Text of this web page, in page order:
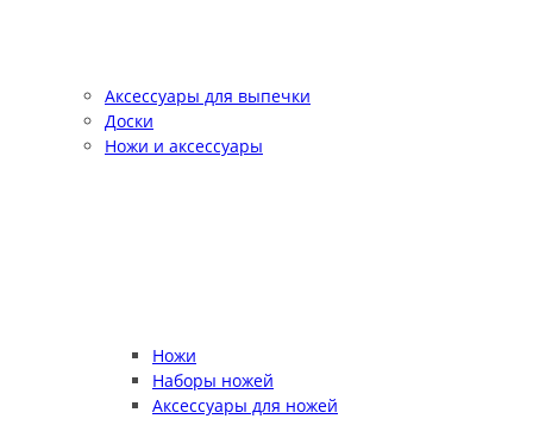
Аксессуары для выпечки
Доски
Ножи и аксессуары
Ножи
Наборы ножей
Аксессуары для ножей